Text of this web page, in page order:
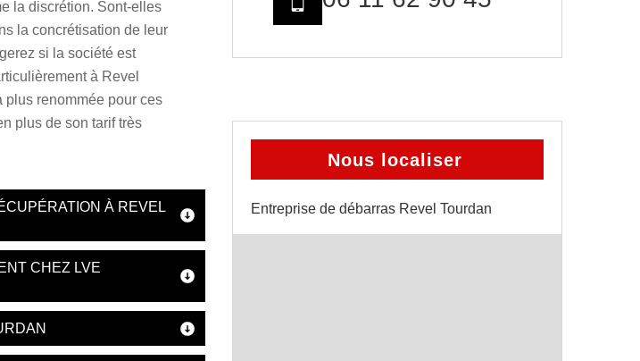
la discrétion. Sont-elles
la concrétisation de leur
si la société est
à Revel
plus renommée pour ces
plus de son tarif très
À REVEL
CHEZ LVE
Nous localiser
Entreprise de débarras Revel Tourdan